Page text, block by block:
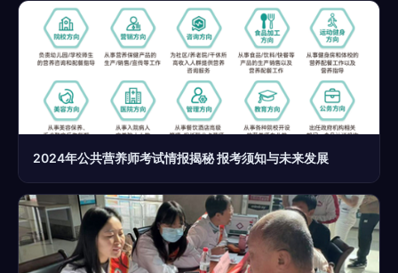
2024年公共营养师考试情报揭秘 报考须知与未来发展